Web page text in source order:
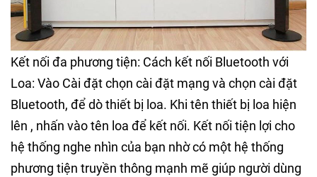
Kết nối đa phương tiện: Cách kết nối Bluetooth với
Loa: Vào Cài đặt chọn cài đặt mạng và chọn cài đặt
Bluetooth, để dò thiết bị loa. Khi tên thiết bị loa hiện
lên , nhấn vào tên loa để kết nối. Kết nối tiện lợi cho
hệ thống nghe nhìn của bạn nhờ có một hệ thống
phương tiện truyền thông mạnh mẽ giúp người dùng